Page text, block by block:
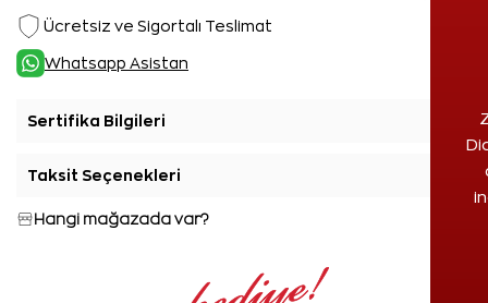
Ücretsiz ve Sigortalı Teslimat
Whatsapp Asistan
Sertifika Bilgileri
Taksit Seçenekleri
Hangi mağazada var?